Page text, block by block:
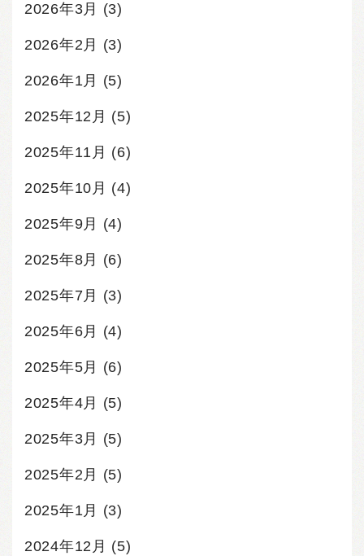
2026年3月 (3)
2026年2月 (3)
2026年1月 (5)
2025年12月 (5)
2025年11月 (6)
2025年10月 (4)
2025年9月 (4)
2025年8月 (6)
2025年7月 (3)
2025年6月 (4)
2025年5月 (6)
2025年4月 (5)
2025年3月 (5)
2025年2月 (5)
2025年1月 (3)
2024年12月 (5)